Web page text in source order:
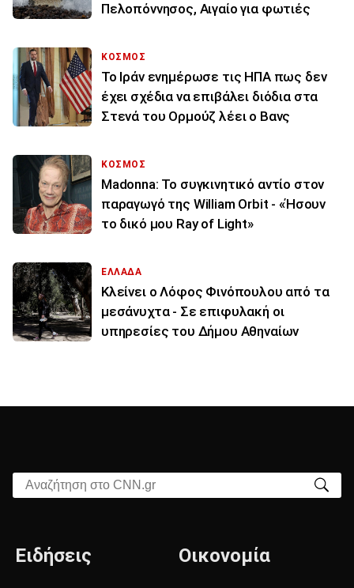
Πελοπόννησος, Αιγαίο για φωτιές
ΚΟΣΜΟΣ
To Ιράν ενημέρωσε τις ΗΠΑ πως δεν
έχει σχέδια να επιβάλει διόδια στα
Στενά του Ορμούζ λέει ο Βανς
ΚΟΣΜΟΣ
Madonna: Το συγκινητικό αντίο στον
παραγωγό της William Orbit - «Ήσουν
το δικό μου Ray of Light»
ΕΛΛΑΔΑ
Κλείνει ο Λόφος Φινόπουλου από τα
μεσάνυχτα - Σε επιφυλακή οι
υπηρεσίες του Δήμου Αθηναίων
Αναζήτηση στο CNN.gr
Ειδήσεις Οικονομία